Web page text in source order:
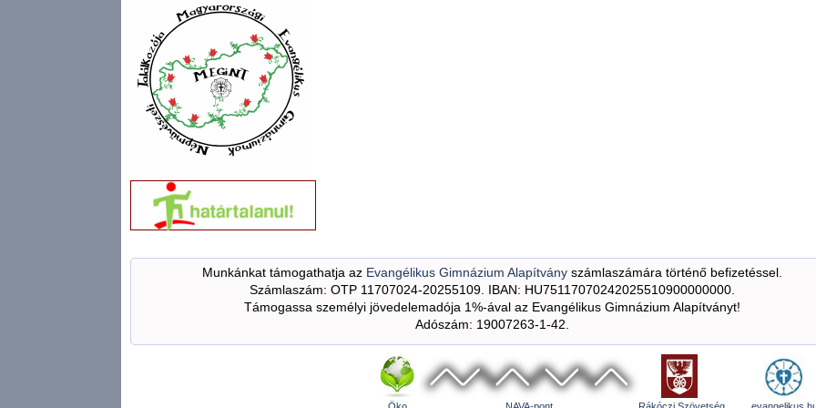
Munkánkat támogathatja az Evangélikus Gimnázium Alapítványszámlaszámára történő befizetéssel.
Számlaszám: OTP 11707024-20255109. IBAN: HU75117070242025510900000000.
Támogassa személyi jövedelemadója 1%-ával az Evangélikus Gimnázium Alapítványt!
Adószám: 19007263-1-42.